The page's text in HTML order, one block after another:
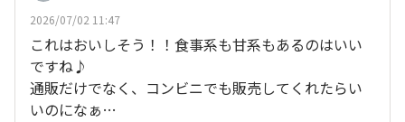
2026/07/02 11:47
これはおいしそう！！食事系も甘系もあるのはいい
ですね♪
通販だけでなく、コンビニでも販売してくれたらい
いのになぁ…